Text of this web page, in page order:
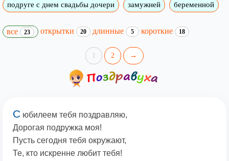
подруге с днем свадьбы дочери замужней беременной
все 23 открытки 20 длинные 5 короткие 18
1 2 →
С юбилеем тебя поздравляю,
Дорогая подружка моя!
Пусть сегодня тебя окружают,
Те, кто искренне любит тебя!